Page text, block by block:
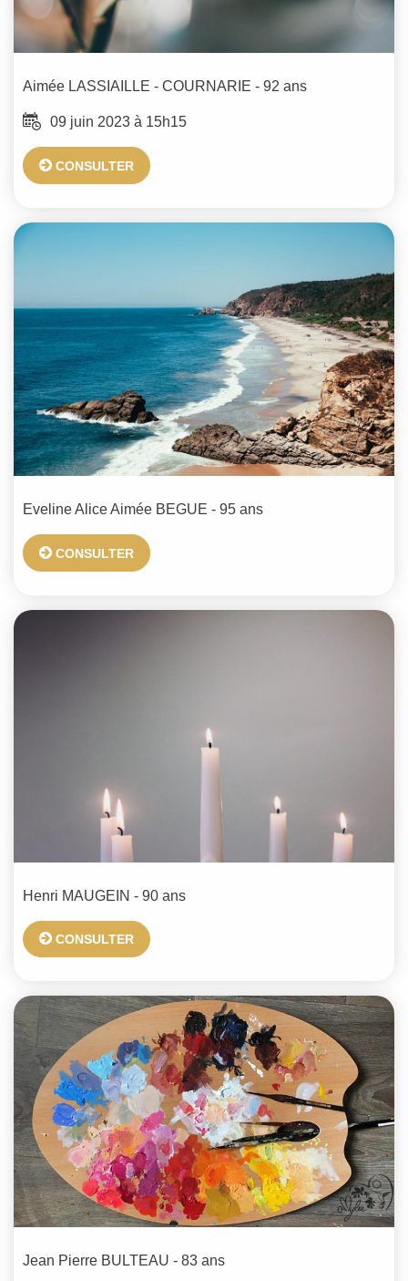
Aimée LASSIAILLE - COURNARIE - 92 ans
09 juin 2023 à 15h15
CONSULTER
Eveline Alice Aimée BEGUE - 95 ans
CONSULTER
Henri MAUGEIN - 90 ans
CONSULTER
Jean Pierre BULTEAU - 83 ans